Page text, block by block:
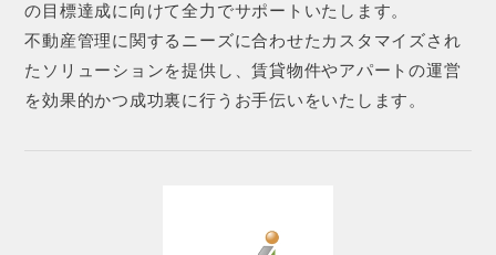
の目標達成に向けて全力でサポートいたします。
不動産管理に関するニーズに合わせたカスタマイズされ
たソリューションを提供し、賃貸物件やアパートの運営
を効果的かつ成功裏に行うお手伝いをいたします。